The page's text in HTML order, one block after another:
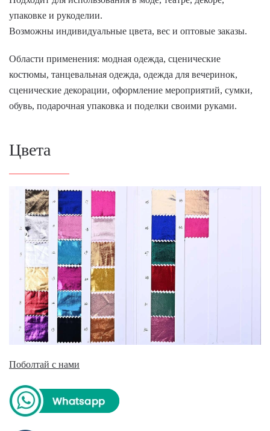
упаковке и рукоделии.
Возможны индивидуальные цвета, вес и оптовые заказы.
Области применения: модная одежда, сценические
костюмы, танцевальная одежда, одежда для вечеринок,
сценические декорации, оформление мероприятий, сумки,
обувь, подарочная упаковка и поделки своими руками.
Цвета
Поболтай с нами